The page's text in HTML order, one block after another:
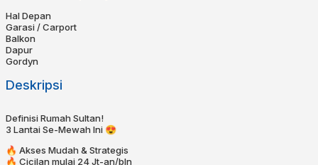
Hal Depan
Garasi / Carport
Balkon
Dapur
Gordyn
Deskripsi
Definisi Rumah Sultan!
3 Lantai Se-Mewah Ini 😍
🔥 Akses Mudah & Strategis
🔥 Cicilan mulai 24 Jt-an/bln